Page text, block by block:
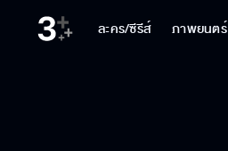
ละคร/ซีรีส์ ภาพยนตร์